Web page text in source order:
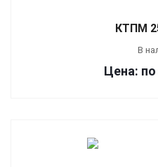
КТПМ
В
Цена: по